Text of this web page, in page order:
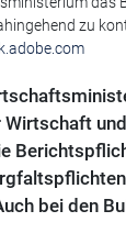
zu
Wirtschaft
bei den